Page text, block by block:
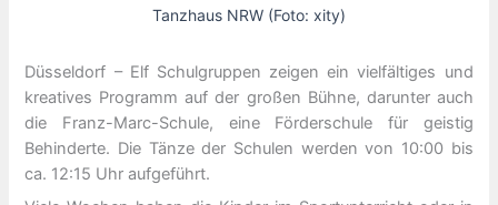
Tanzhaus NRW (Foto: xity)
Düsseldorf – Elf Schulgruppen zeigen ein vielfältiges und
kreatives Programm auf der großen Bühne, darunter auch
die Franz-Marc-Schule, eine Förderschule für geistig
Behinderte. Die Tänze der Schulen werden von 10:00 bis
ca. 12:15 Uhr aufgeführt.